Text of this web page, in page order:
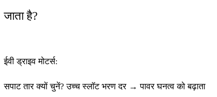
जाता है?
ईवी ड्राइव मोटर्स:
सपाट तार क्यों चुनें? उच्च स्लॉट भरण दर → पावर घनत्व को बढ़ाता